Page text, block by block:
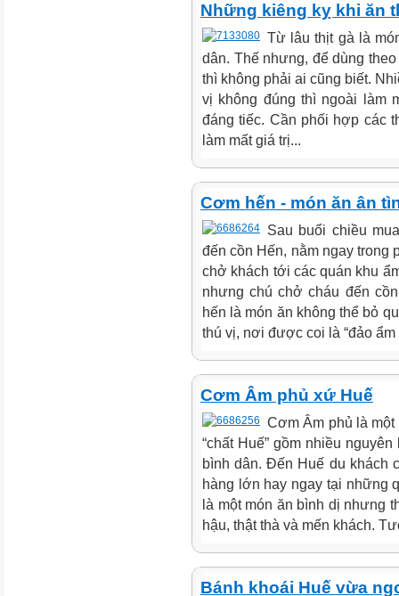
Những kiêng kỵ khi ăn
Từ lâu thịt gà là
dân. Thế nhưng, để dùng
thì không phải ai cũng biết.
vị không đúng thì ngoài làm
đáng tiếc. Cần phối hợp các
làm mất giá trị...
Cơm hến - món ăn ân
Sau buổi chiều
đến cồn Hến, nằm ngay
chở khách tới các quán khu
nhưng chú chở cháu đến
hến là món ăn không thể bỏ
thú vị, nơi được coi là “đảo
Cơm Âm phủ xứ Huế
Cơm Âm phủ là
“chất Huế” gồm nhiều
bình dân. Đến Huế du khách
hàng lớn hay ngay tại những
là một món ăn bình dị nhưng
hậu, thật thà và mến khách.
Bánh khoái Huế vừa